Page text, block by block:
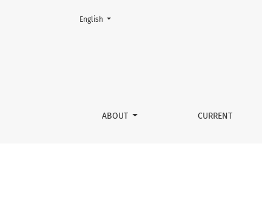
A transformação técnico-científica no
ABOUT CURRENT
Change the language. The current language is:
English